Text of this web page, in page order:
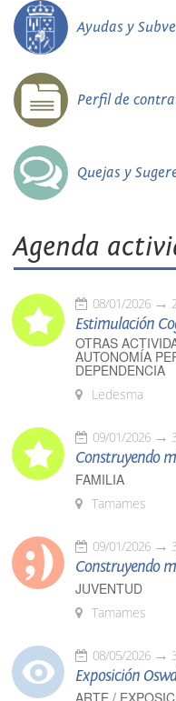
Ayudas y
Perfil de
Quejas y
Agenda
08/01/2026
Estimulación
OTRAS
AUTONOMÍA
DEPENDENCIA
Ledesma
09/01/2026
Construyendo
FAMILIA
Tamames
09/01/2026
Construyendo
JUVENTUD
Tamames
08/05/2026
Exposición
ARTE /